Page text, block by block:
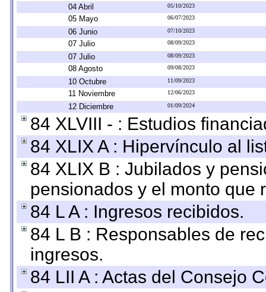
04 Abril 05/10/2023
05 Mayo 06/07/2023
06 Junio 07/10/2023
07 Julio 08/09/2023
07 Julio 08/09/2023
08 Agosto 09/08/2023
10 Octubre 11/09/2023
11 Noviembre 12/06/2023
12 Diciembre 01/09/2024
84 XLVIII - : Estudios
84 XLIX A : Hipervínculo al
84 XLIX B : Jubilados y
pensionados y el monto que
84 L A : Ingresos recibidos.
84 L B : Responsables de
ingresos.
84 LII A : Actas del Consejo